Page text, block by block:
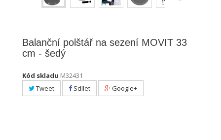
Balanční polštář na sezení MOVIT 33
cm - šedý
Kód skladu M32431
Tweet
Sdílet Google+